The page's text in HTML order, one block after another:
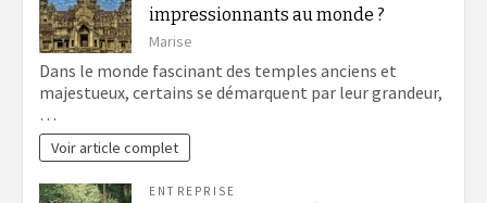
impressionnants au monde ?
Marise
Dans le monde fascinant des temples anciens et
majestueux, certains se démarquent par leur grandeur,
…
Voir article complet
ENTREPRISE